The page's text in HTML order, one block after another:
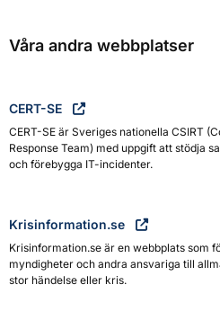
Våra andra webbplatser
CERT-SE
CERT-SE är Sveriges nationella CSIRT
Response Team) med uppgift att stödja
och förebygga IT-incidenter.
Krisinformation.se
Krisinformation.se är en webbplats som
myndigheter och andra ansvariga till
stor händelse eller kris.